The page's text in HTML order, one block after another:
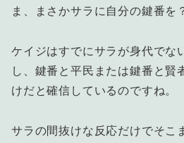
ま、まさかサラに自分の鍵番
ケイジはすでにサラが身代でな
し、鍵番と平民または鍵番と賢
けだと確信しているのですね。
サラの間抜けな反応だけでそこ